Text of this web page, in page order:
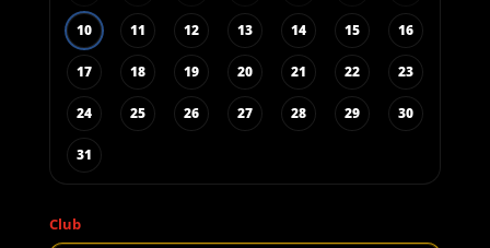
10 11 12 13 14 15 16
17 18 19 20 21 22 23
24 25 26 27 28 29 30
31
Club